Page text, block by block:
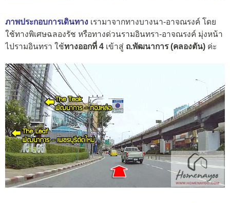
ภาพประกอบการเดินทาง เรามาจากทางบางนา-อาจณรงค์ โดย
ใช้ทางพิเศษฉลองรัช หรือทางด่วนรามอินทรา-อาจณรงค์ มุ่งหน้า
ไปรามอินทรา ใช้ทางออกที่ 4 เข้าสู่ ถ.พัฒนาการ (คลองตัน) ค่ะ